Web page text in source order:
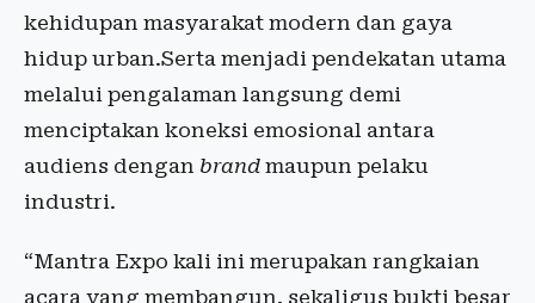
kehidupan masyarakat modern dan gaya
hidup urban.Serta menjadi pendekatan utama
melalui pengalaman langsung demi
menciptakan koneksi emosional antara
audiens dengan brand maupun pelaku
industri.
“Mantra Expo kali ini merupakan rangkaian
acara yang membangun, sekaligus bukti besar